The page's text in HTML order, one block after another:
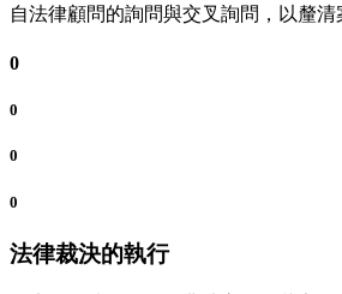
自法律顧問的詢問與交叉詢問，以釐清
0
0
0
0
法律裁決的執行